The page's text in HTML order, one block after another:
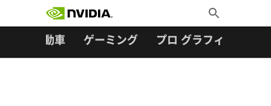
Toggle
Search
自動車 ゲーミング プロ グラフィックス